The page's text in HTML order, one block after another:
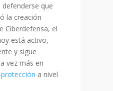
que
la creación
Ciberdefensa, el
está activo,
y sigue
vez más en
a nivel